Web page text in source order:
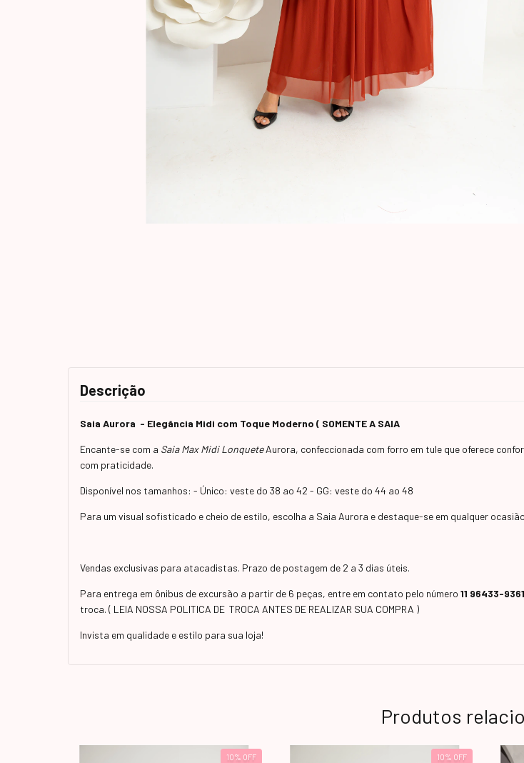
Descrição
Saia Aurora - Elegância Midi com Toque Moderno ( SOMENTE A SAIA
Encante-se com a Saia Max Midi LonqueteAurora, confeccionada com forro em tule que oferece
com praticidade.
Disponível nos tamanhos: - Único: veste do 38 ao 42 - GG: veste do 44 ao 48
Para um visual sofisticado e cheio de estilo, escolha a Saia Aurora e destaque-se em qualquer ocasião
Vendas exclusivas para atacadistas. Prazo de postagem de 2 a 3 dias úteis.
Para entrega em ônibus de excursão a partir de 6 peças, entre em contato pelo número 11 96433-
troca. ( LEIA NOSSA POLITICA DE TROCA ANTES DE REALIZAR SUA COMPRA )
Invista em qualidade e estilo para sua loja!
Produtos
10% OFF 10% OFF